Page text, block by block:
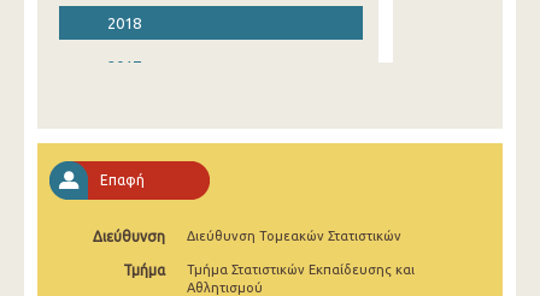
2018
2017
2014
2013
2012
Επαφή
Διεύθυνση Διεύθυνση Τομεακών Στατιστικών
Τμήμα
Τμήμα Στατιστικών Εκπαίδευσης και
Αθλητισμού